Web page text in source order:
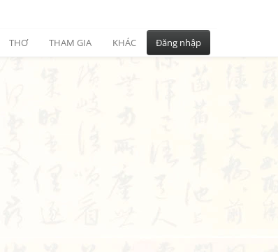
THƠ THAM GIA KHÁC Đăng nhập